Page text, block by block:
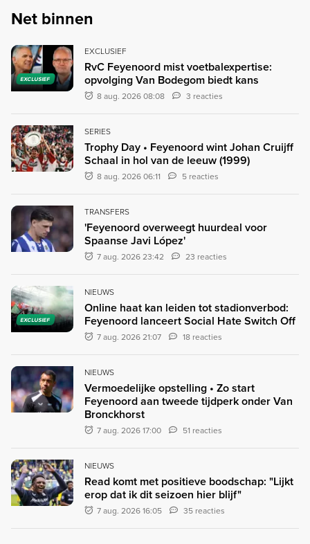
Net binnen
EXCLUSIEF
EXCLUSIEF
RvC Feyenoord mist voetbalexpertise:
opvolging Van Bodegom biedt kans
8 aug. 2026 08:08 3 reacties
SERIES
Trophy Day • Feyenoord wint Johan Cruijff
Schaal in hol van de leeuw (1999)
8 aug. 2026 06:11 5 reacties
TRANSFERS
'Feyenoord overweegt huurdeal voor
Spaanse Javi López'
7 aug. 2026 23:42 23 reacties
EXCLUSIEF
NIEUWS
Online haat kan leiden tot stadionverbod:
Feyenoord lanceert Social Hate Switch Off
7 aug. 2026 21:07 18 reacties
NIEUWS
Vermoedelijke opstelling • Zo start
Feyenoord aan tweede tijdperk onder Van
Bronckhorst
7 aug. 2026 17:00 51 reacties
NIEUWS
Read komt met positieve boodschap: "Lijkt
erop dat ik dit seizoen hier blijf"
7 aug. 2026 16:05 35 reacties